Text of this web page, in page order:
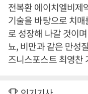
전복환 에이치엘비제
기술을 바탕으로 치
로 성장해 나갈 것이
뇨, 비만과 같은 만성
즈니스포스트 최영찬